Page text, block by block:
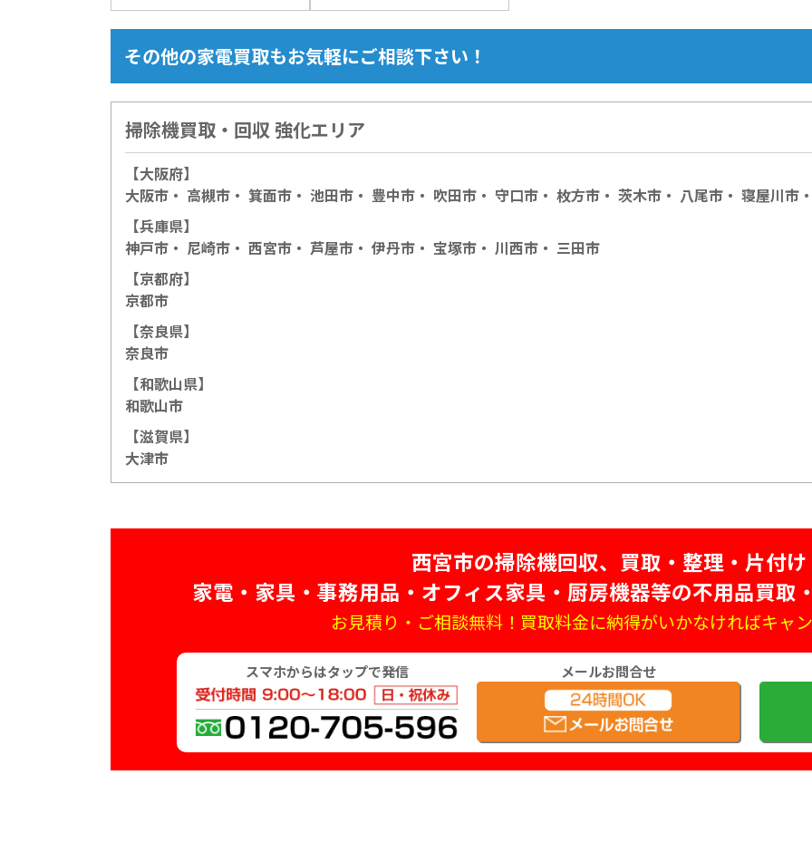
その他の家電買取もお気軽にご相談下さい！
掃除機買取・回収 強化エリア
【大阪府】
大阪市 ・ 高槻市 ・ 箕面市 ・ 池田市 ・ 豊中市 ・ 吹田市 ・ 守口市 ・ 枚方市 ・ 茨木市 ・ 八尾市 ・ 寝屋川市
【兵庫県】
神戸市 ・ 尼崎市・ 西宮市・ 芦屋市・ 伊丹市・ 宝塚市・ 川西市・ 三田市
【京都府】
京都市
【奈良県】
奈良市
【和歌山県】
和歌山市
【滋賀県】
大津市
西宮市の掃除機回収、買取・整理・片付け
家電・家具・事務用品・オフィス家具・厨房機器等の不用品買取
お見積り・ご相談無料！買取料金に納得がいかなければキャ
スマホからはタップで発信 メールお問合せ